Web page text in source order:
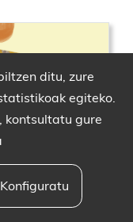
ditu, zure
egiteko.
kontsultatu gure
Konfiguratu